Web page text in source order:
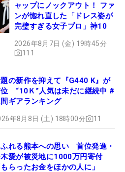
ャップにノックアウト！ ファ
ンが惚れ直した「ドレス姿が
完璧すぎる女子プロ」神10
2026年8月7日 (金) 19時45分
111
の新作を抑えて『G440 K』が
“10Ｋ”人気は未だに継続中 #
ギアランキング
年8月8日 (土) 18時00分 11
れる熊本への思い 首位発進・
愛が被災地に1000万円寄付
もらったお金をほかの人に」